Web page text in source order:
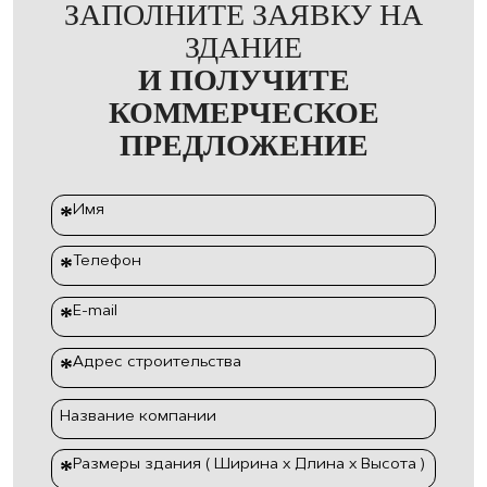
ЗАПОЛНИТЕ ЗАЯВКУ НА
ЗДАНИЕ
И ПОЛУЧИТЕ
КОММЕРЧЕСКОЕ
ПРЕДЛОЖЕНИЕ
*Имя
*Телефон
*E-mail
*Адрес строительства
Название компании
*Размеры здания ( Ширина х Длина х Высота )